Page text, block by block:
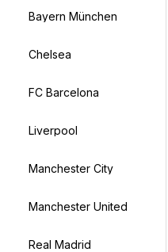
Bayern München
Chelsea
FC Barcelona
Liverpool
Manchester City
Manchester United
Real Madrid